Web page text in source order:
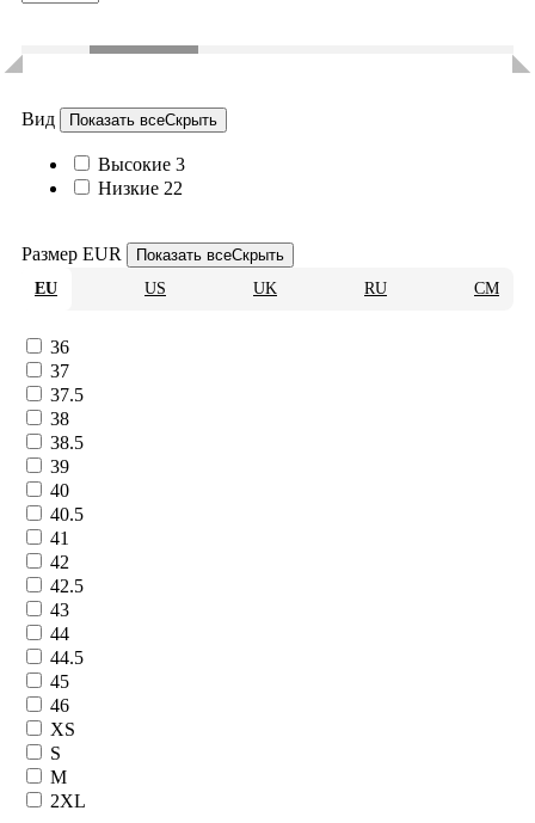
Вид Показать всеСкрыть
Высокие 3
Низкие 22
Размер EUR Показать всеСкрыть
EU
US UK RU CM
36
37
37.5
38
38.5
39
40
40.5
41
42
42.5
43
44
44.5
45
46
XS
S
M
2XL